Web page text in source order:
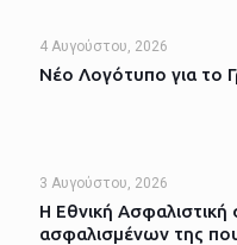
4 Αυγούστου, 2026
Νέο Λογότυπο για το
3 Αυγούστου, 2026
Η Εθνική
ασφαλισμένων της